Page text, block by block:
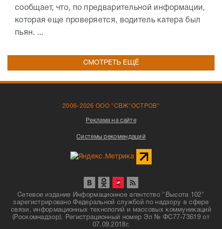
сообщает, что, по предварительной информации,
которая еще проверяется, водитель катера был
пьян. ...
СМОТРЕТЬ ЕЩЁ
2006-2026 ООО "СВЖ"ОСТРОВ"
Реклама на сайте
Системы рекомендаций
Сетевое издание Информационное агентство "Высота 102"
зарегистрировано Федеральной службой по надзору в сфере
связи, информационных технологий и массовых коммуникаций
(Роскомнадзор). Регистрационный номер Эл № ФС77-73619 от
07.09.2018г.